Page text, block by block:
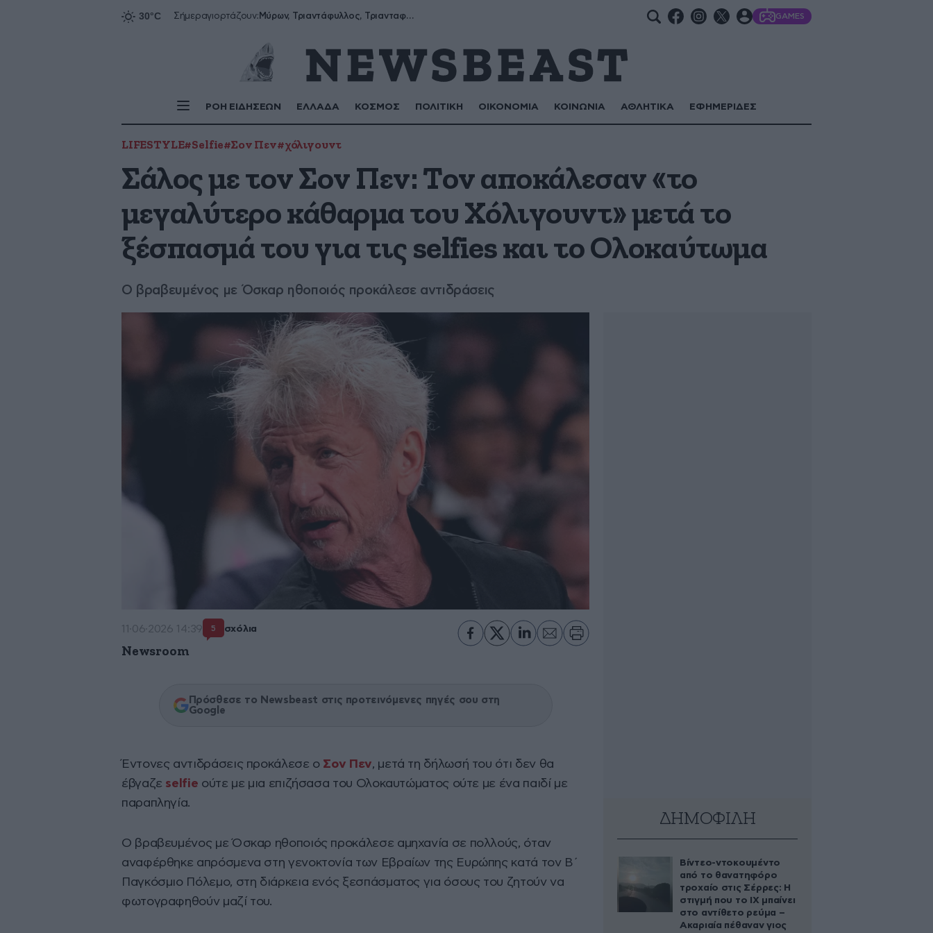
Σήμεραγιορτάζουν: Μύρων, Τριαντάφυλλος, Τριανταφυλλιά, Φυλλιώ, Ρόζα GAMES
ΡΟΗ ΕΙΔΗΣΕΩΝ ΕΛΛΑΔΑ ΚΟΣΜΟΣ ΠΟΛΙΤΙΚΗ ΟΙΚΟΝΟΜΙΑ ΚΟΙΝΩΝΙΑ ΑΘΛΗΤΙΚΑ ΕΦΗΜΕΡΙΔΕΣ
LIFESTYLE#Selfie#Σον Πεν#χόλιγουντ
Σάλος με τον Σον Πεν: Τον αποκάλεσαν «το
μεγαλύτερο κάθαρμα του Χόλιγουντ» μετά το
ξέσπασμά του για τις selfies και το Ολοκαύτωμα
Ο βραβευμένος με Όσκαρ ηθοποιός προκάλεσε αντιδράσεις
11·06·2026 14:39 5 σχόλια
Newsroom
Πρόσθεσε το Newsbeast στις προτεινόμενες πηγές σου στη
Google
Έντονες αντιδράσεις προκάλεσε ο Σον Πεν, μετά τη δήλωσή του ότι δεν θα
έβγαζε selfie ούτε με μια επιζήσασα του Ολοκαυτώματος ούτε με ένα παιδί με
παραπληγία.
Ο βραβευμένος με Όσκαρ ηθοποιός προκάλεσε αμηχανία σε πολλούς, όταν
αναφέρθηκε απρόσμενα στη γενοκτονία των Εβραίων της Ευρώπης κατά τον Β΄
Παγκόσμιο Πόλεμο, στη διάρκεια ενός ξεσπάσματος για όσους του ζητούν να
φωτογραφηθούν μαζί του.
ΔΗΜΟΦΙΛΗ
Βίντεο-ντοκουμέντο
από το θανατηφόρο
τροχαίο στις Σέρρες: Η
στιγμή που το ΙΧ μπαίνει
στο αντίθετο ρεύμα –
Ακαριαία πέθαναν γιος